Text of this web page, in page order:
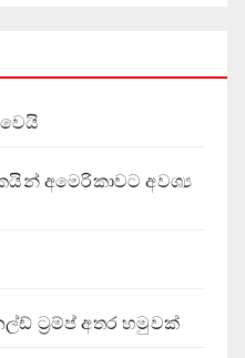
අමෙරිකාවට අවශ්‍ය
ට්‍රම්ප් අතර හමුවක්